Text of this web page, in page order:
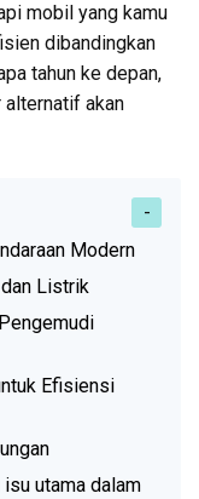
mobil yang kamu
dibandingkan
tahun ke depan,
alternatif akan
Modern
Listrik
Efisiensi
isu utama dalam